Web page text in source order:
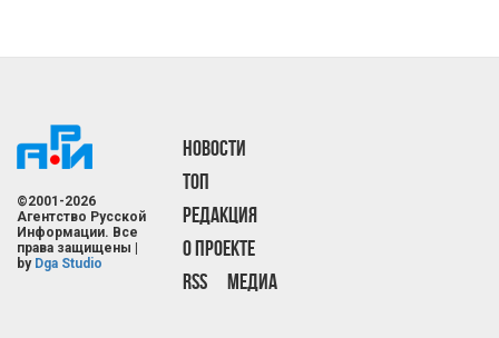
©2001-2026
Агентство Русской
Информации. Все
права защищены |
by Dga Studio
НОВОСТИ
ТОП
РЕДАКЦИЯ
О ПРОЕКТЕ
RSS
МЕДИА